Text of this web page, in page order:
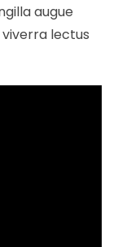
augue
viverra lectus